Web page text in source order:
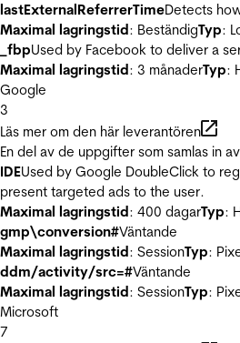
lastExternalReferrerTimeDetects
Maximal lagringstid: BeständigTyp:
_fbpUsed by Facebook to deliver a
Maximal lagringstid: 3 månaderTyp:
Google
3
Läs mer om den här leverantören
En del av de uppgifter som samlas in
IDEUsed by Google DoubleClick to
present targeted ads to the user.
Maximal lagringstid: 400 dagarTyp:
gmp\conversion#Väntande
Maximal lagringstid: SessionTyp:
ddm/activity/src=#Väntande
Maximal lagringstid: SessionTyp:
Microsoft
7